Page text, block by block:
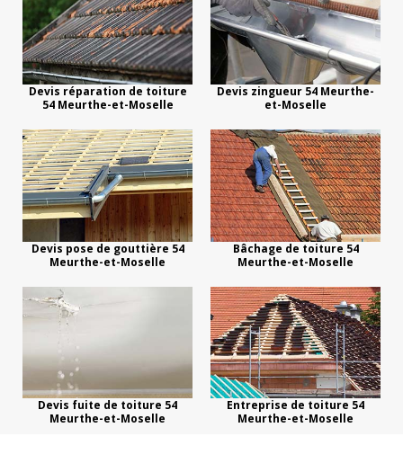
Devis réparation de toiture
54 Meurthe-et-Moselle
Devis zingueur 54 Meurthe-
et-Moselle
Devis pose de gouttière 54
Meurthe-et-Moselle
Bâchage de toiture 54
Meurthe-et-Moselle
Devis fuite de toiture 54
Meurthe-et-Moselle
Entreprise de toiture 54
Meurthe-et-Moselle